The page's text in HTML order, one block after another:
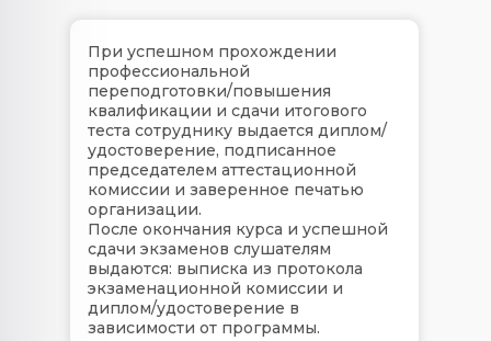
При успешном прохождении
профессиональной
переподготовки/повышения
квалификации и сдачи итогового
теста сотруднику выдается диплом/
удостоверение, подписанное
председателем аттестационной
комиссии и заверенное печатью
организации.
После окончания курса и успешной
сдачи экзаменов слушателям
выдаются: выписка из протокола
экзаменационной комиссии и
диплом/удостоверение в
зависимости от программы.